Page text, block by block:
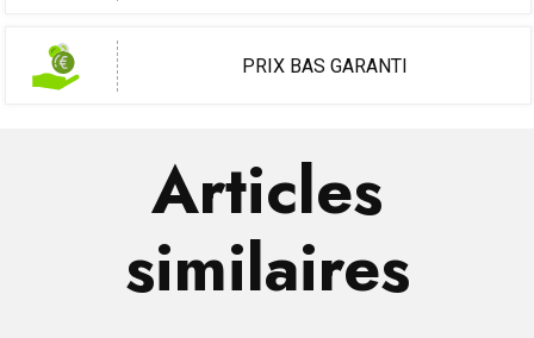
PRIX BAS GARANTI
Articles
similaires